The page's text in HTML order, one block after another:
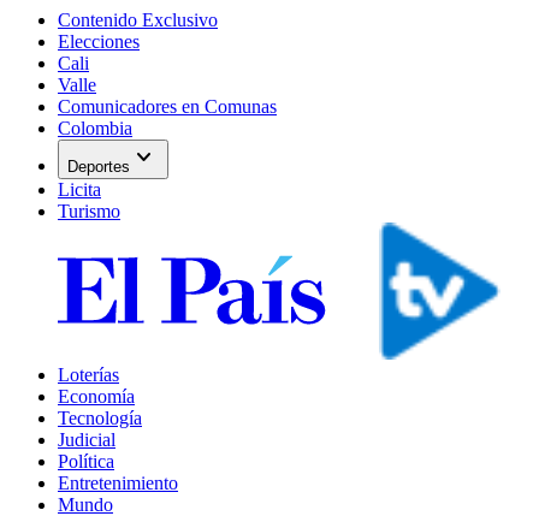
Contenido Exclusivo
Elecciones
Cali
Valle
Comunicadores en Comunas
Colombia
Deportes expand_more
Licita
Turismo
Loterías
Economía
Tecnología
Judicial
Política
Entretenimiento
Mundo